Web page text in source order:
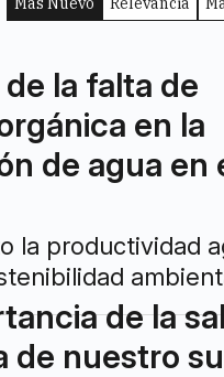
la falta de
en la
de agua en
la productividad
de la
de nuestro